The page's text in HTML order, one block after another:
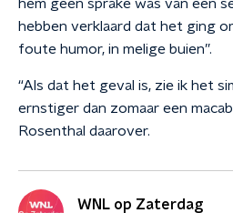
hem geen sprake was van een
hebben verklaard dat het ging
foute humor, in melige buien”.
“Als dat het geval is, zie ik het
ernstiger dan zomaar een
Rosenthal daarover.
WNL op Zaterdag